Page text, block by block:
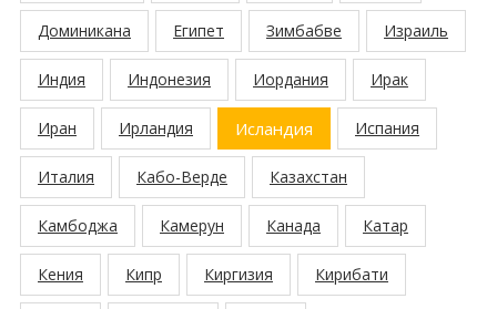
Доминикана Египет Зимбабве Израиль
Индия Индонезия Иордания Ирак
Иран Ирландия Исландия Испания
Италия Кабо-Верде Казахстан
Камбоджа Камерун Канада Катар
Кения Кипр Киргизия Кирибати